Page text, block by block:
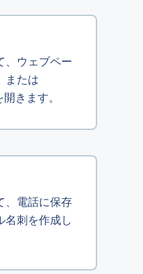
、ウェブペー
または
きます。
、電話に保存
名刺を作成し